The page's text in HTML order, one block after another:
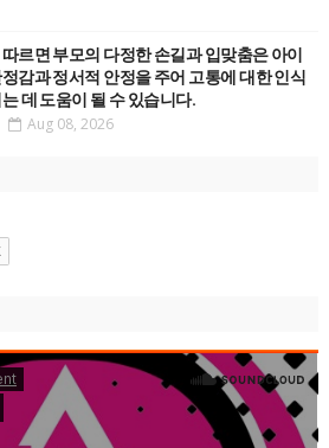
르면 부모의 다정한 손길과 입맞춤은 아이
감과 정서적 안정을 주어 고통에 대한 인식
데 도움이 될 수 있습니다.
Aug 08, 2026